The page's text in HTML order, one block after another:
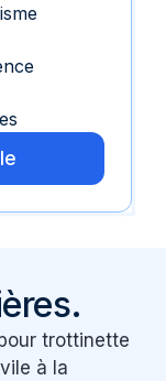
trottinette
à la